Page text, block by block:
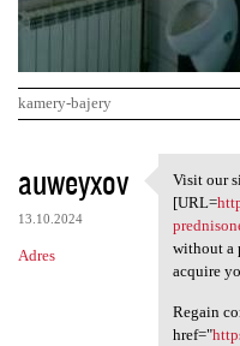
kamery-bajery
K
o
m
e
auweyxov
13.10.2024
Adres
Visit our
Visit our
[URL=
without a
acquire
Regain
href="